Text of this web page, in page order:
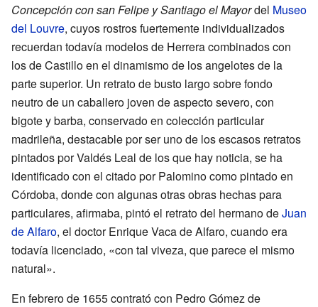
Concepción con san Felipe y Santiago el Mayordel Museo
del Louvre, cuyos rostros fuertemente individualizados
recuerdan todavía modelos de Herrera combinados con
los de Castillo en el dinamismo de los angelotes de la
parte superior. Un retrato de busto largo sobre fondo
neutro de un caballero joven de aspecto severo, con
bigote y barba, conservado en colección particular
madrileña, destacable por ser uno de los escasos retratos
pintados por Valdés Leal de los que hay noticia, se ha
identificado con el citado por Palomino como pintado en
Córdoba, donde con algunas otras obras hechas para
particulares, afirmaba, pintó el retrato del hermano deJuan
de Alfaro, el doctor Enrique Vaca de Alfaro, cuando era
todavía licenciado, «con tal viveza, que parece el mismo
natural».
En febrero de 1655 contrató con Pedro Gómez de